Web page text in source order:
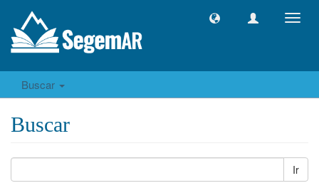
Buscar
Buscar
Ir